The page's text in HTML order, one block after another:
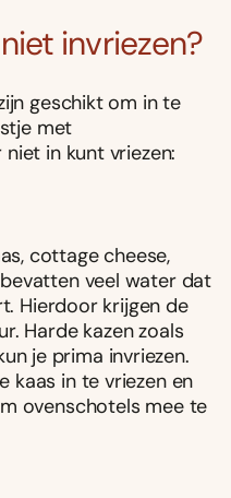
invriezen?
geschikt om in te
met
in kunt vriezen:
cottage cheese,
veel water dat
Hierdoor krijgen de
Harde kazen zoals
je prima invriezen.
kaas in te vriezen en
ovenschotels mee te